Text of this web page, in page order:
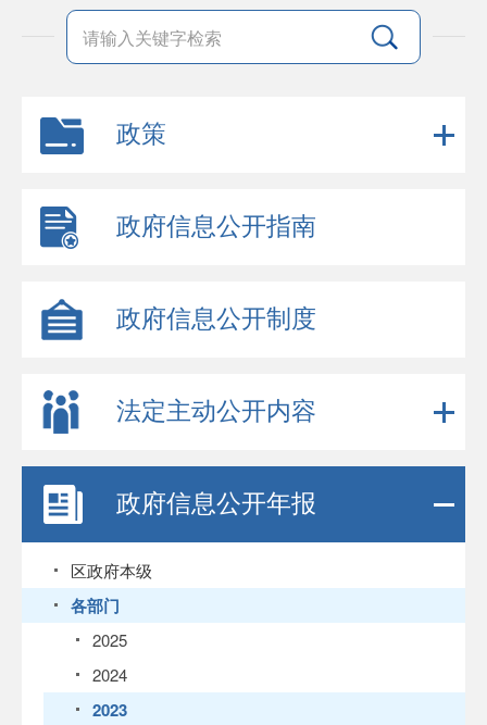
政策
政府信息公开指南
政府信息公开制度
法定主动公开内容
政府信息公开年报
区政府本级
各部门
2025
2024
2023